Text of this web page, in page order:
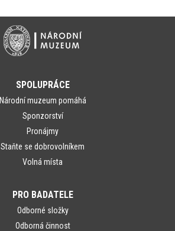
SPOLUPRÁCE
Národní muzeum pomáhá
Sponzorství
Pronájmy
Staňte se dobrovolníkem
Volná místa
PRO BADATELE
Odborné složky
Odborná činnost